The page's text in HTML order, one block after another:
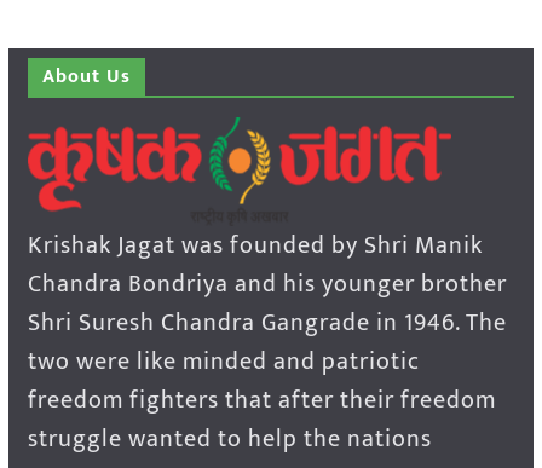
About Us
Krishak Jagat was founded by Shri Manik
Chandra Bondriya and his younger brother
Shri Suresh Chandra Gangrade in 1946. The
two were like minded and patriotic
freedom fighters that after their freedom
struggle wanted to help the nations